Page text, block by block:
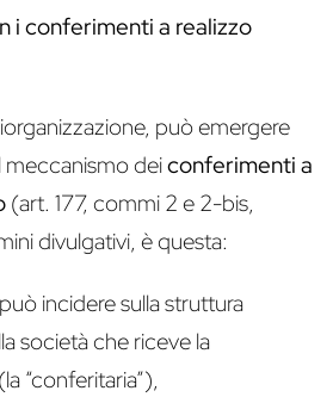
i conferimenti a realizzo
può emergere
meccanismo deiconferimenti a
(art. 177, commi 2 e 2-bis,
divulgativi, è questa:
incidere sulla struttura
società che riceve la
“conferitaria”),